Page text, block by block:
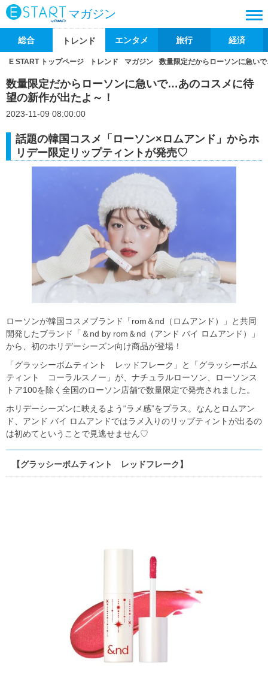
マガジン
総合 トレンド エンタメ 旅行 経済
E START トップページ トレンド マガジン 数量限定だからローソンに急い
数量限定だからローソンに急いで…あのコスメに待
望の新作が出たよ～！
2023-11-09 08:00:00
話題の韓国コスメ「ローソン×ロムアンド」からホ
リデー限定リップティントが発売♡
ローソンが韓国コスメブランド「rom＆nd（ロムアンド）」と共同
開発したブランド「＆nd by rom＆nd（アンド バイ ロムアンド）」
から、初のホリデーシーズン向け商品が登場！
「グラッシーボムティント レッドフレーク」と「グラッシーボム
ティント コーラルスノー」が、ナチュラルローソン、ローソンス
トア100を除く全国のローソン店舗で数量限定で発売されました。
ホリデーシーズンに映えるよう“ラメ感”をプラス。なんとロムアン
ド、アンド バイ ロムアンドではラメ入りのリップティントが出るの
は初めてということで見逃せません♡
【グラッシーボムティント レッドフレーク】